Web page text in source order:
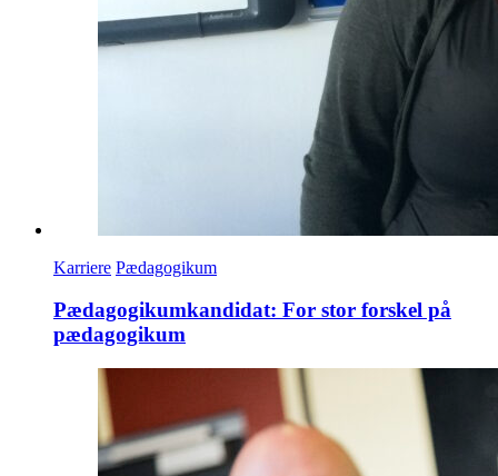
Karriere Pædagogikum
Pædagogikumkandidat: For stor forskel på
pædagogikum